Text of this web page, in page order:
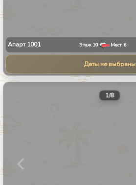
Апарт 1001 Этаж 10 Мест 6
Даты не выбраны
1/8